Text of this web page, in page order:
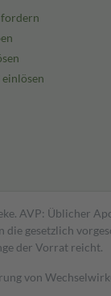
einlösen
AVP: Üblicher
gesetzlich
der Vorrat reicht.
von